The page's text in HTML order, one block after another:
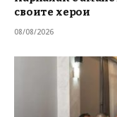
своите херои
08/08/2026